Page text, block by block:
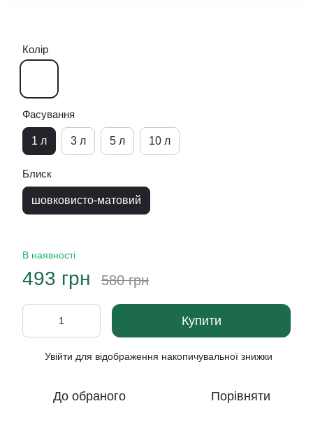
Колір
Фасування
1 л 3 л 5 л 10 л
Блиск
шовковисто-матовий
В наявності
493 грн 580 грн
Купити
Увійти для відображення накопичувальної знижки
До обраного Порівняти